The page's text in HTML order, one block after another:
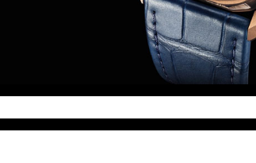
门、台湾全部区域（非大陆需加拨“+86”）